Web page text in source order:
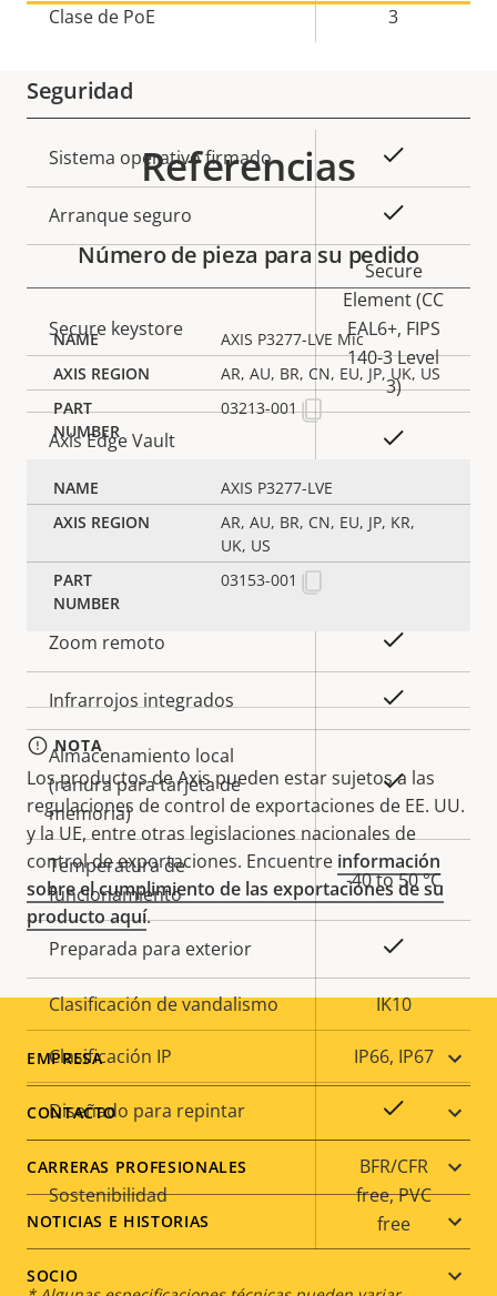
Descripción
Clase de PoE 3
Seguridad
Descripción
de
propiedad
Valor de
la
Sistema operativo firmado
Arranque seguro
Secure keystore
Secure
Element (CC
EAL6+, FIPS
140-3 Level
3)
Axis Edge Vault
General
Descripción
de
propiedad
Valor de
Enfoque remoto
Zoom remoto
Infrarrojos integrados
Almacenamiento local
(ranura para tarjeta de
memoria)
Sí
Temperatura de
funcionamiento
-40 to 50 °C
Preparada para exterior
Clasificación de vandalismo IK10
Clasificación IP IP66, IP67
Diseñado para repintar
Sostenibilidad
BFR/CFR
free, PVC
free
Referencias
Número de pieza para su pedido
AXIS P3277-LVE Mic
AR, AU, BR, CN, EU, JP, UK, US
03213-001
AXIS P3277-LVE
AR, AU, BR, CN, EU, JP, KR,
UK, US
03153-001
NOTA
Los productos de Axis pueden estar sujetos a las
regulaciones de control de exportaciones de EE. UU.
y la UE, entre otras legislaciones nacionales de
control de exportaciones. Encuentre información
sobre el cumplimiento de las exportaciones de su
producto aquí.
Footer
menu
EMPRESA
CONTACTO
CARRERAS PROFESIONALES
NOTICIAS E HISTORIAS
SOCIO